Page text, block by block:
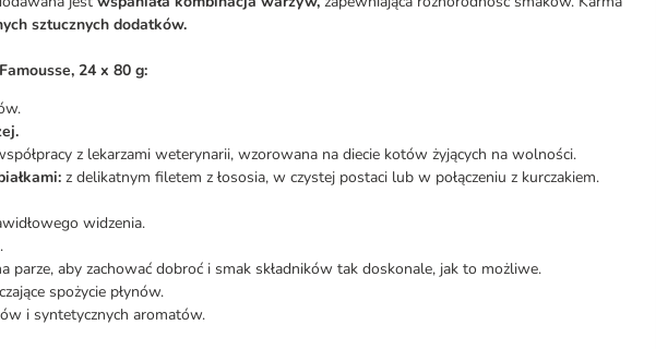
sztucznych dodatków.
24 x 80 g:
z lekarzami weterynarii, wzorowana na diecie kotów żyjących na wolności.
z delikatnym filetem z łososia, w czystej postaci lub w połączeniu z kurczakiem.
widzenia.
parze, aby zachować dobroć i smak składników tak doskonale, jak to możliwe.
spożycie płynów.
i syntetycznych aromatów.